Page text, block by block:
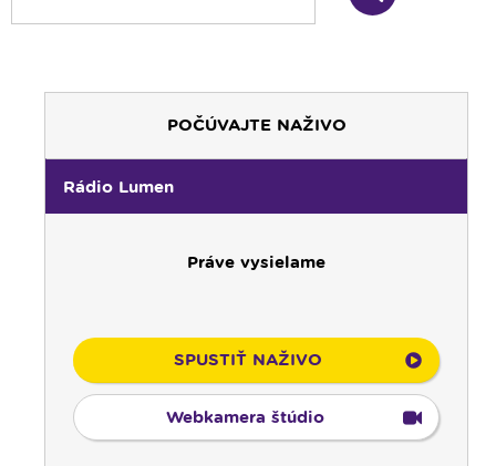
POČÚVAJTE NAŽIVO
Rádio Lumen
Práve vysielame
SPUSTIŤ NAŽIVO
Webkamera štúdio
00:01
AI, tešíma! - repríza
00:30
Večera u Slováka - repríza
01:00
Pútnický víkend - repríza
02:00
História a my - repríza